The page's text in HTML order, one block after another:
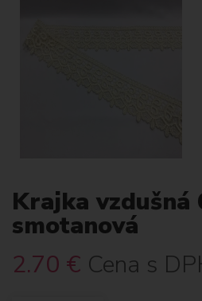
Krajka vzdušná
smotanová
2.70 € Cena s